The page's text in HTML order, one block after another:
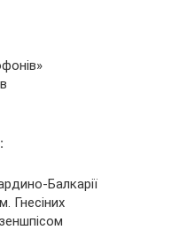
Балкарії
Гнесіних